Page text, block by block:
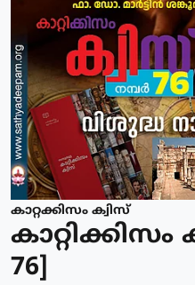
കാറ്റക്കിസം ക്വിസ്
76]